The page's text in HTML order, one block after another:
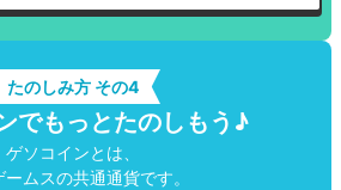
たのしみ方 その4
でもっとたのしもう♪
ゲソコインとは、
ームスの共通通貨です。